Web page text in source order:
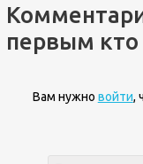
первым кто
Вам нужно войти,